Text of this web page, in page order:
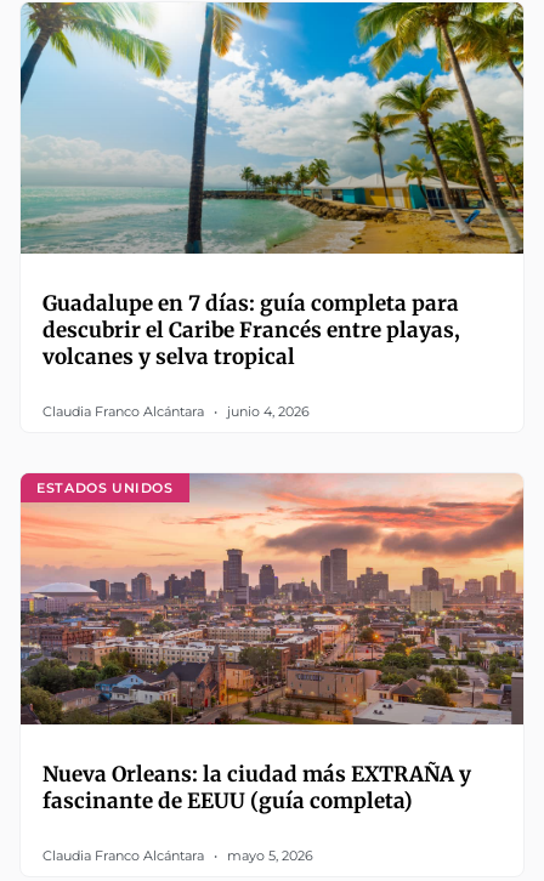
Guadalupe en 7 días: guía completa para
descubrir el Caribe Francés entre playas,
volcanes y selva tropical
Claudia Franco Alcántara junio 4, 2026
ESTADOS UNIDOS
Nueva Orleans: la ciudad más EXTRAÑA y
fascinante de EEUU (guía completa)
Claudia Franco Alcántara mayo 5, 2026